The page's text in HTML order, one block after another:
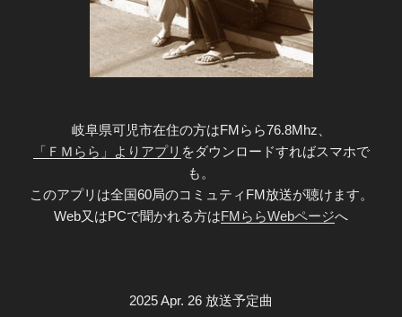
岐阜県可児市在住の方はFMらら76.8Mhz、
「ＦＭらら」よりアプリ をダウンロードすればスマホで
も。
このアプリは全国60局のコミュティFM放送が聴けます。
Web又はPCで聞かれる方はFMららWebページへ
2025 Apr. 26 放送予定曲